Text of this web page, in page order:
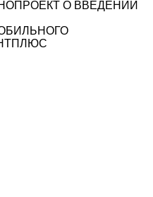
О ВВЕДЕНИИ